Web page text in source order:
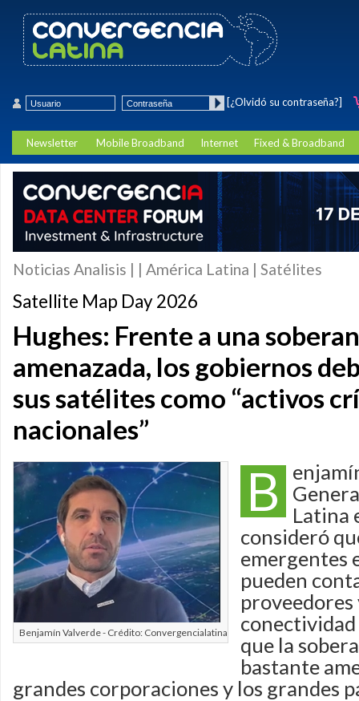
[¿Olvidó su contraseña?]
Newsletter Mobile Broadband Internet Fixed & Broadband
Noticias Analisis | | América Latina | Satélites
Satellite Map Day 2026
Hughes: Frente a una
amenazada, los gobiernos
sus satélites como “activos
nacionales”
Benjamín Valverde - Crédito: Convergencialatina
B
Latina
consideró
emergentes
pueden
proveedores
que la
bastante
grandes corporaciones y los grandes